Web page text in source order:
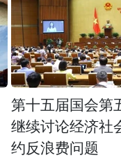
第十五届国会第
继续讨论经济社
约反浪费问题